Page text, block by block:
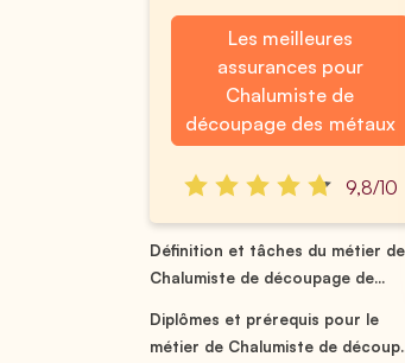
Les meilleures
assurances pour
Chalumiste de
découpage des métaux
9,8/10
Définition et tâches du métier de
Chalumiste de découpage de...
Diplômes et prérequis pour le
métier de Chalumiste de